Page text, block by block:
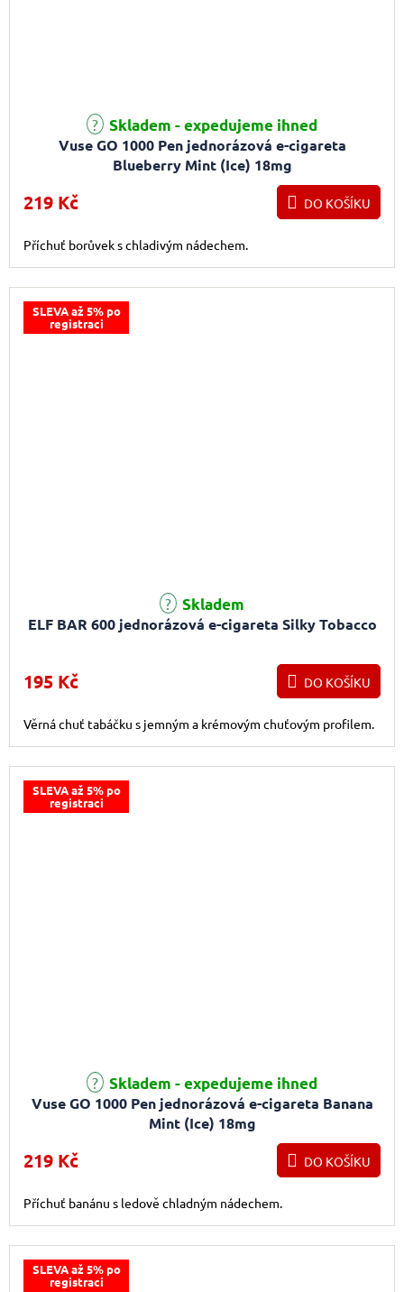
Vuse GO 1000 Pen jednorázová e-cigareta
Blueberry Mint (Ice) 18mg
Průměrné hodnocení produktu je 3,7 z 5 hvězdiček.
Skladem - expedujeme ihned
219 Kč DO KOŠÍKU
Příchuť borůvek s chladivým nádechem.
SLEVA až 5% po
registraci
ELF BAR 600 jednorázová e-cigareta Silky Tobacco
Průměrné hodnocení produktu je 3,3 z 5 hvězdiček.
Skladem
195 Kč DO KOŠÍKU
Věrná chuť tabáčku s jemným a krémovým chuťovým profilem.
SLEVA až 5% po
registraci
Vuse GO 1000 Pen jednorázová e-cigareta Banana
Mint (Ice) 18mg
Průměrné hodnocení produktu je 4,5 z 5 hvězdiček.
Skladem - expedujeme ihned
219 Kč DO KOŠÍKU
Příchuť banánu s ledově chladným nádechem.
SLEVA až 5% po
registraci